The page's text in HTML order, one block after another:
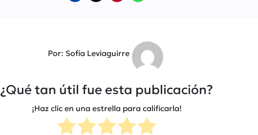
Por: Sofía Leviaguirre
¿Qué tan útil fue esta publicación?
¡Haz clic en una estrella para calificarla!